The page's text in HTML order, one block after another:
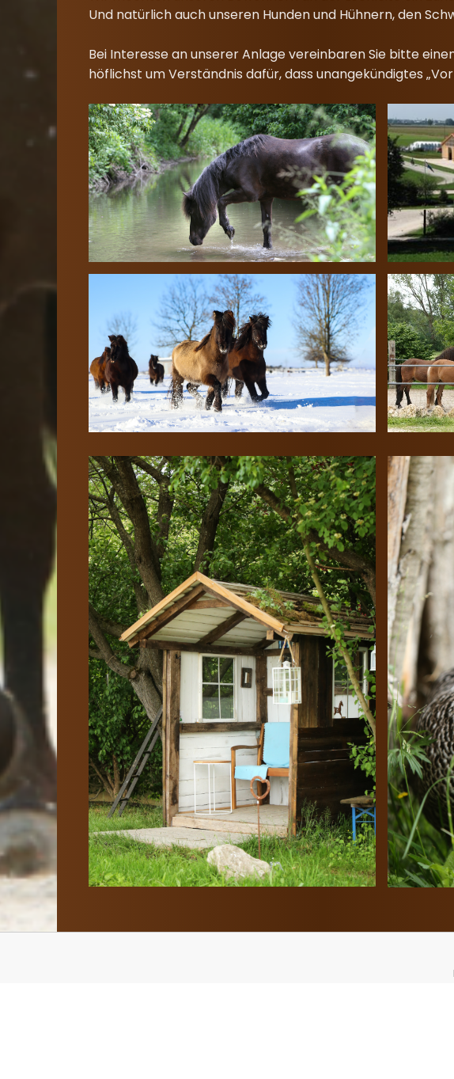
Und natürlich auch unseren Hunden und Hühnern, den
Bei Interesse an unserer Anlage vereinbaren Sie bitte
höflichst um Verständnis dafür, dass unangekündigtes